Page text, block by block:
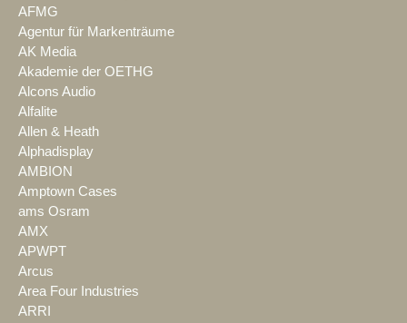
AFMG
Agentur für Markenträume
AK Media
Akademie der OETHG
Alcons Audio
Alfalite
Allen & Heath
Alphadisplay
AMBION
Amptown Cases
ams Osram
AMX
APWPT
Arcus
Area Four Industries
ARRI